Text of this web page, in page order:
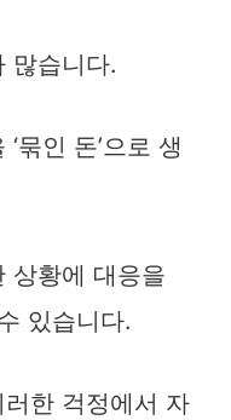
많습니다.
묶인 돈’으로 생
상황에 대응을
있습니다.
한 걱정에서 자